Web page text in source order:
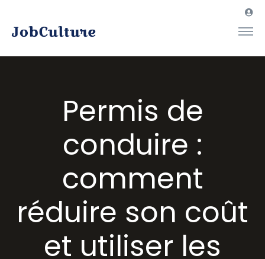
Permis de
conduire :
comment
réduire son coût
et utiliser les